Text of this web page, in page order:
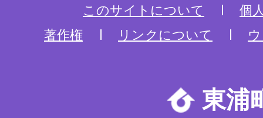
このサイトについて
個
著作権
リンクについて
東浦